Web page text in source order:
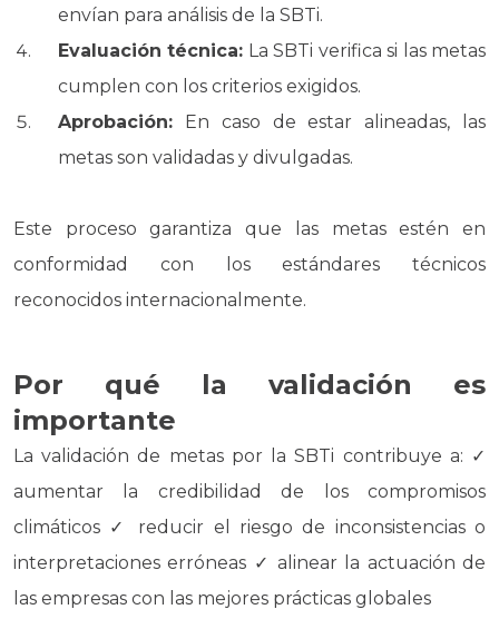
envían para análisis de la SBTi.
Evaluación técnica: La SBTi verifica si las metas
cumplen con los criterios exigidos.
Aprobación: En caso de estar alineadas, las
metas son validadas y divulgadas.
Este proceso garantiza que las metas estén en
conformidad con los estándares técnicos
reconocidos internacionalmente.
Por qué la validación es
importante
La validación de metas por la SBTi contribuye a: ✓
aumentar la credibilidad de los compromisos
climáticos ✓ reducir el riesgo de inconsistencias o
interpretaciones erróneas ✓ alinear la actuación de
las empresas con las mejores prácticas globales